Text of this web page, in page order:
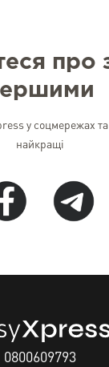
про
у соцмережах
найкращі
0800609793